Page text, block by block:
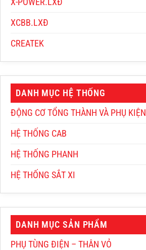
X-POWER.LXĐ
XCBB.LXĐ
CREATEK
DANH MỤC HỆ THỐNG
ĐỘNG CƠ TỔNG THÀNH VÀ PHỤ KIỆN
HỆ THỐNG CAB
HỆ THỐNG PHANH
HỆ THỐNG SẮT XI
DANH MỤC SẢN PHẨM
PHỤ TÙNG ĐIỆN – THÂN VỎ